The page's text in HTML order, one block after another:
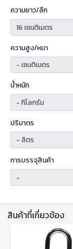
ความยาว/ลึก
ความสูง/หนา
น้ำหนัก
ปริมาตร
การบรรจุสินค้า
สินค้าที่เกี่ยวข้อง